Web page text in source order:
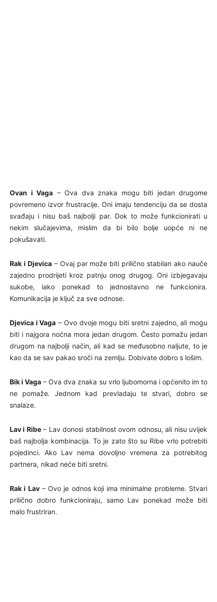
Ovan i Vaga – Ova dva znaka mogu biti jedan drugome
povremeno izvor frustracije. Oni imaju tendenciju da se dosta
svađaju i nisu baš najbolji par. Dok to može funkcionirati u
nekim slučajevima, mislim da bi bilo bolje uopće ni ne
pokušavati.
Rak i Djevica– Ovaj par može biti prilično stabilan ako nauče
zajedno prodrijeti kroz patnju onog drugog. Oni izbjegavaju
sukobe, iako ponekad to jednostavno ne funkcionira.
Komunikacija je ključ za sve odnose.
Djevica i Vaga – Ovo dvoje mogu biti sretni zajedno, ali mogu
biti i najgora noćna mora jedan drugom. Često pomažu jedan
drugom na najbolji način, ali kad se međusobno naljute, to je
kao da se sav pakao sroči na zemlju. Dobivate dobro s lošim.
Bik i Vaga – Ova dva znaka su vrlo ljubomorna i općenito im to
ne pomaže. Jednom kad prevladaju te stvari, dobro se
snalaze.
Lav i Ribe– Lav donosi stabilnost ovom odnosu, ali nisu uvijek
baš najbolja kombinacija. To je zato što su Ribe vrlo potrebiti
pojedinci. Ako Lav nema dovoljno vremena za potrebitog
partnera, nikad neće biti sretni.
Rak i Lav– Ovo je odnos koji ima minimalne probleme. Stvari
prilično dobro funkcioniraju, samo Lav ponekad može biti
malo frustriran.